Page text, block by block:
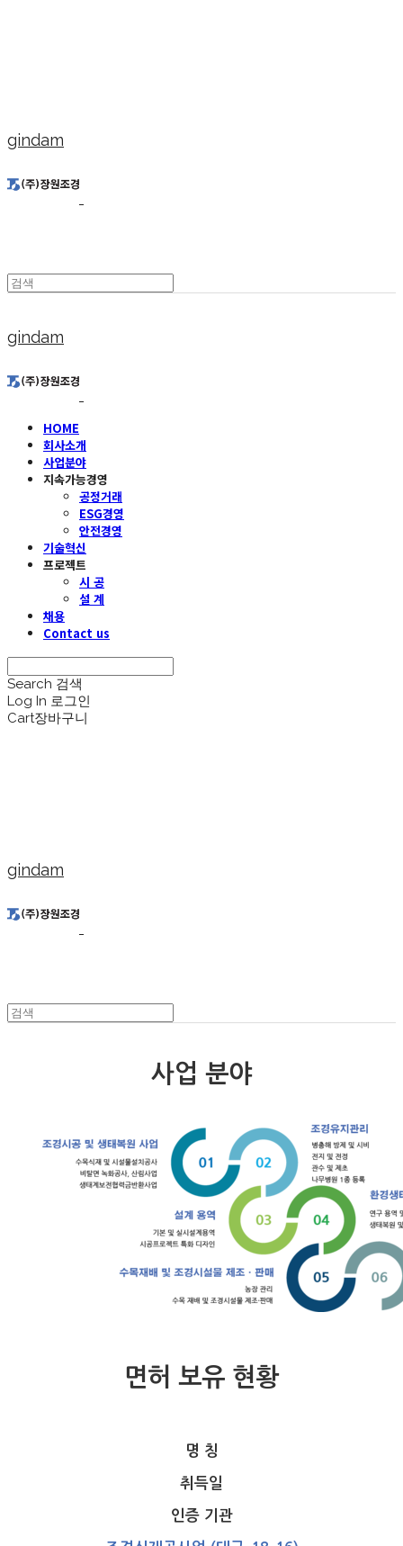
gindam
gindam
HOME
회사소개
사업분야
지속가능경영
공정거래
ESG경영
안전경영
기술혁신
프로젝트
시 공
설 계
채용
Contact us
Search 검색
Log In 로그인
Cart장바구니
gindam
사업 분야
면허 보유 현황
명 칭
취득일
인증 기관